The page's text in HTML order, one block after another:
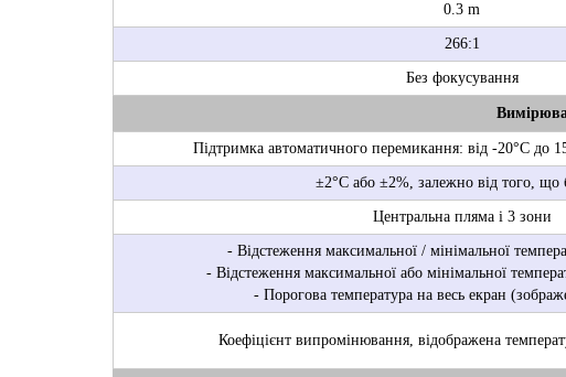
0.3 m
266:1
Без фокусування
Підтримка автоматичного перемикання: від -20°C до
±2°C або ±2%, залежно від того, що
Центральна пляма і 3 зони
- Відстеження максимальної / мінімальної
- Відстеження максимальної або мінімальної
- Порогова температура на весь екран
Коефіцієнт випромінювання, відображена